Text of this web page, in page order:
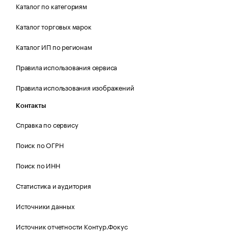
Каталог по категориям
Каталог торговых марок
Каталог ИП по регионам
Правила использования сервиса
Правила использования изображений
Контакты
Справка по сервису
Поиск по ОГРН
Поиск по ИНН
Статистика и аудитория
Источники данных
Источник отчетности Контур.Фокус